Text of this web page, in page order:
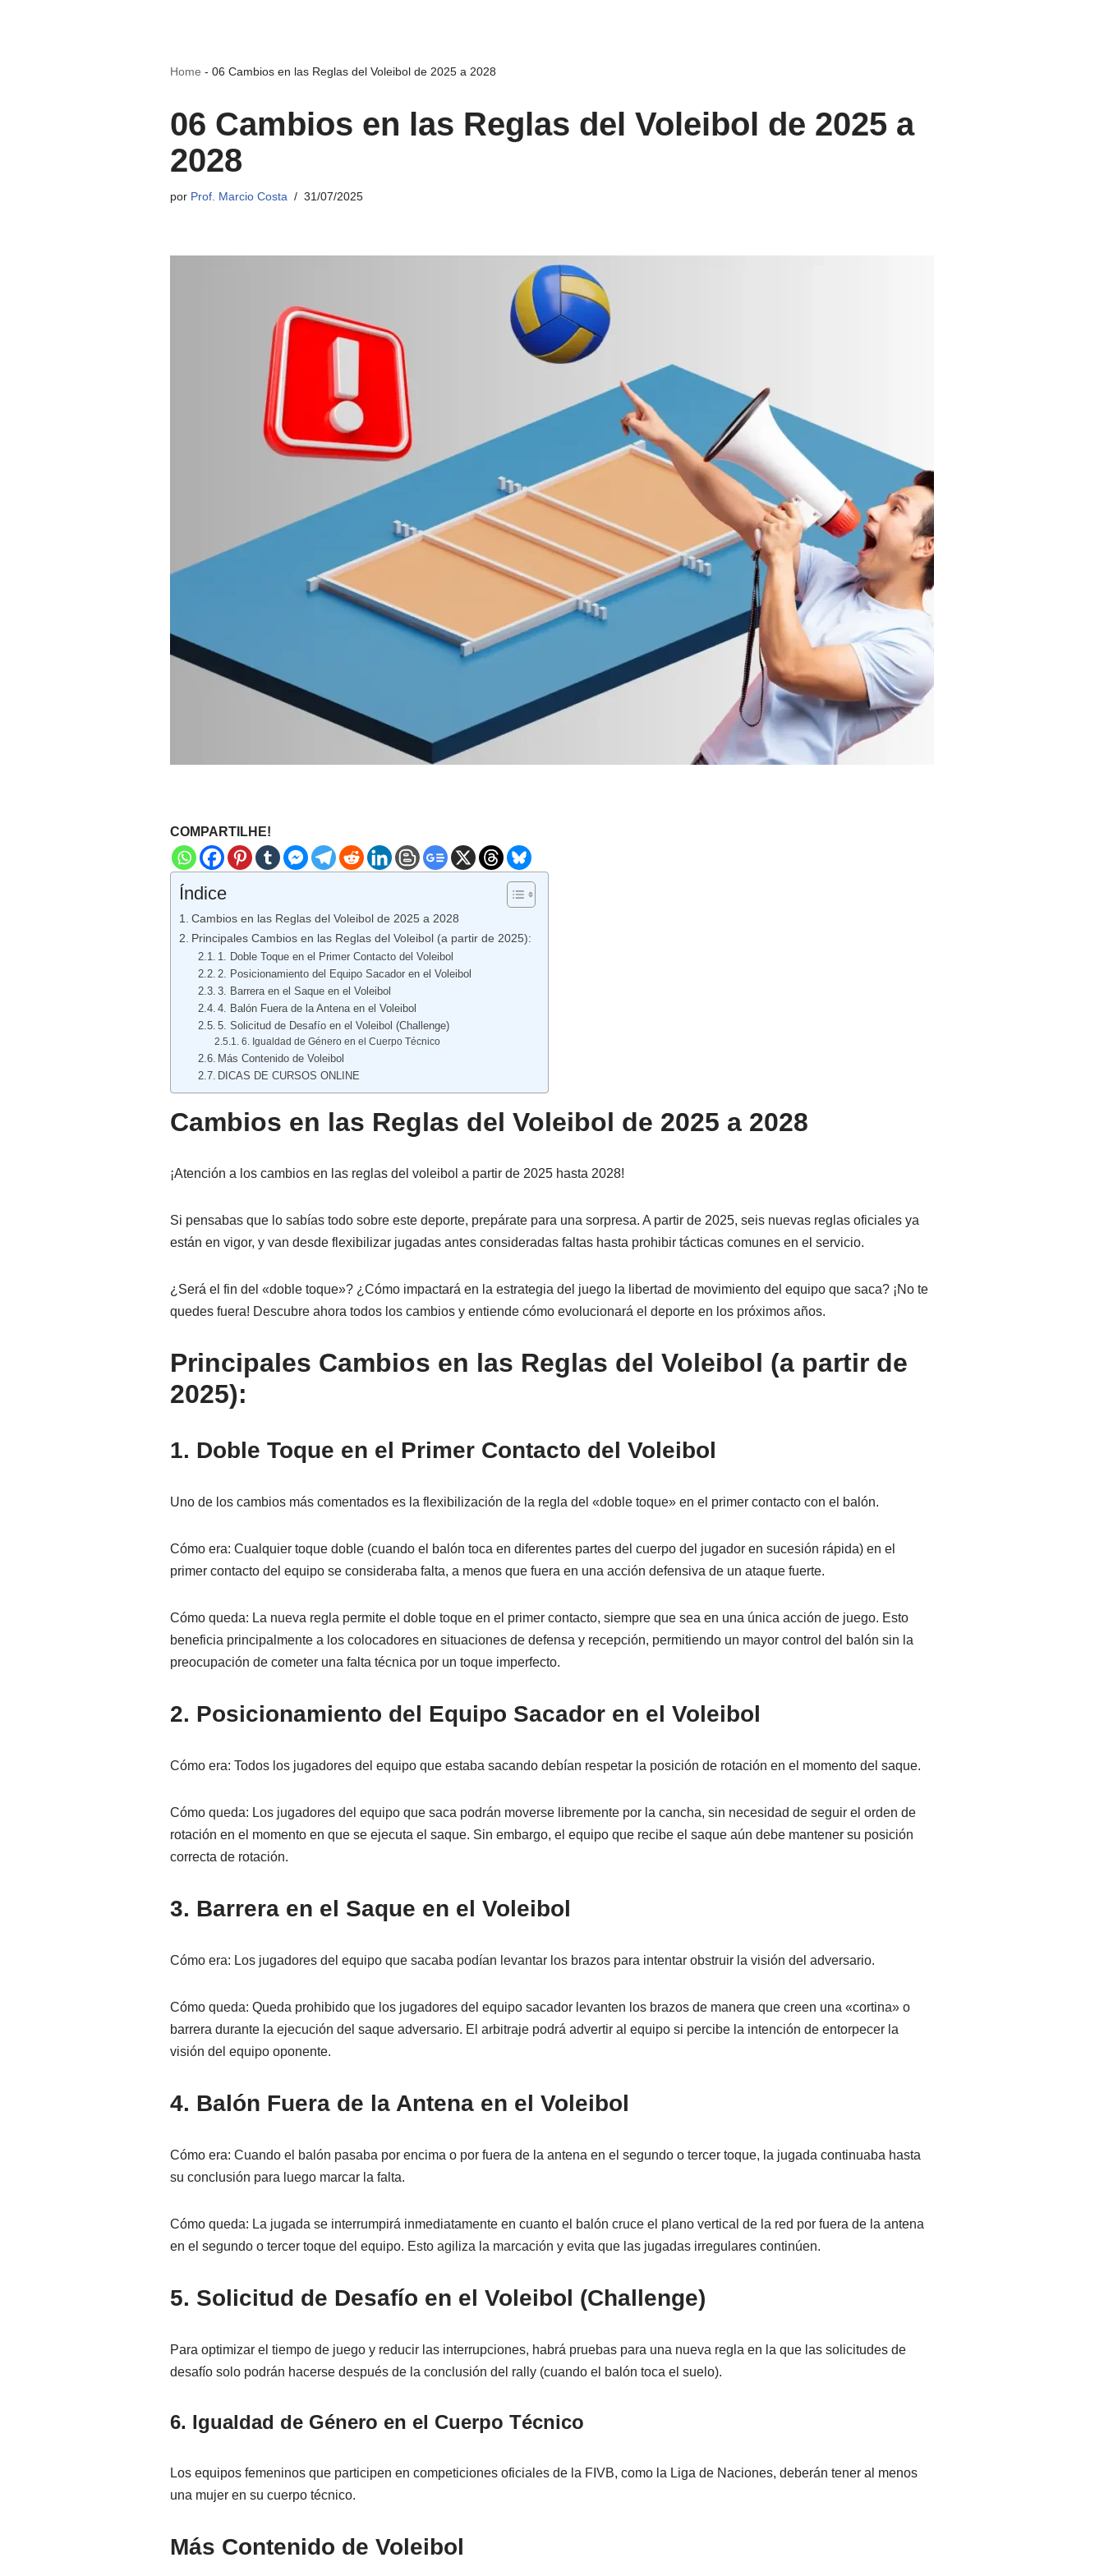
Home - 06 Cambios en las Reglas del Voleibol de 2025 a 2028
06 Cambios en las Reglas del Voleibol de 2025 a
2028
por Prof. Marcio Costa 31/07/2025
COMPARTILHE!
Índice
Cambios en las Reglas del Voleibol de 2025 a 2028
Principales Cambios en las Reglas del Voleibol (a partir de 2025):
1. Doble Toque en el Primer Contacto del Voleibol
2. Posicionamiento del Equipo Sacador en el Voleibol
3. Barrera en el Saque en el Voleibol
4. Balón Fuera de la Antena en el Voleibol
5. Solicitud de Desafío en el Voleibol (Challenge)
6. Igualdad de Género en el Cuerpo Técnico
Más Contenido de Voleibol
DICAS DE CURSOS ONLINE
Cambios en las Reglas del Voleibol de 2025 a 2028
¡Atención a los cambios en las reglas del voleibol a partir de 2025 hasta 2028!
Si pensabas que lo sabías todo sobre este deporte, prepárate para una sorpresa. A partir de 2025, seis nuevas reglas oficiales ya
están en vigor, y van desde flexibilizar jugadas antes consideradas faltas hasta prohibir tácticas comunes en el servicio.
¿Será el fin del «doble toque»? ¿Cómo impactará en la estrategia del juego la libertad de movimiento del equipo que saca? ¡No te
quedes fuera! Descubre ahora todos los cambios y entiende cómo evolucionará el deporte en los próximos años.
Principales Cambios en las Reglas del Voleibol (a partir de
2025):
1. Doble Toque en el Primer Contacto del Voleibol
Uno de los cambios más comentados es la flexibilización de la regla del «doble toque» en el primer contacto con el balón.
Cómo era: Cualquier toque doble (cuando el balón toca en diferentes partes del cuerpo del jugador en sucesión rápida) en el
primer contacto del equipo se consideraba falta, a menos que fuera en una acción defensiva de un ataque fuerte.
Cómo queda: La nueva regla permite el doble toque en el primer contacto, siempre que sea en una única acción de juego. Esto
beneficia principalmente a los colocadores en situaciones de defensa y recepción, permitiendo un mayor control del balón sin la
preocupación de cometer una falta técnica por un toque imperfecto.
2. Posicionamiento del Equipo Sacador en el Voleibol
Cómo era: Todos los jugadores del equipo que estaba sacando debían respetar la posición de rotación en el momento del saque.
Cómo queda: Los jugadores del equipo que saca podrán moverse libremente por la cancha, sin necesidad de seguir el orden de
rotación en el momento en que se ejecuta el saque. Sin embargo, el equipo que recibe el saque aún debe mantener su posición
correcta de rotación.
3. Barrera en el Saque en el Voleibol
Cómo era: Los jugadores del equipo que sacaba podían levantar los brazos para intentar obstruir la visión del adversario.
Cómo queda: Queda prohibido que los jugadores del equipo sacador levanten los brazos de manera que creen una «cortina» o
barrera durante la ejecución del saque adversario. El arbitraje podrá advertir al equipo si percibe la intención de entorpecer la
visión del equipo oponente.
4. Balón Fuera de la Antena en el Voleibol
Cómo era: Cuando el balón pasaba por encima o por fuera de la antena en el segundo o tercer toque, la jugada continuaba hasta
su conclusión para luego marcar la falta.
Cómo queda: La jugada se interrumpirá inmediatamente en cuanto el balón cruce el plano vertical de la red por fuera de la antena
en el segundo o tercer toque del equipo. Esto agiliza la marcación y evita que las jugadas irregulares continúen.
5. Solicitud de Desafío en el Voleibol (Challenge)
Para optimizar el tiempo de juego y reducir las interrupciones, habrá pruebas para una nueva regla en la que las solicitudes de
desafío solo podrán hacerse después de la conclusión del rally (cuando el balón toca el suelo).
6. Igualdad de Género en el Cuerpo Técnico
Los equipos femeninos que participen en competiciones oficiales de la FIVB, como la Liga de Naciones, deberán tener al menos
una mujer en su cuerpo técnico.
Más Contenido de Voleibol